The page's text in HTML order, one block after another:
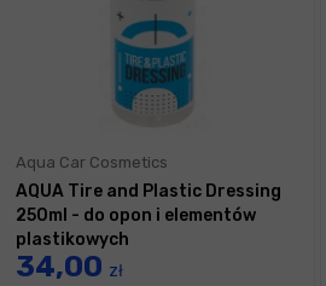
Aqua Car Cosmetics
AQUA Tire and Plastic Dressing
250ml - do opon i elementów
plastikowych
34,00 zł